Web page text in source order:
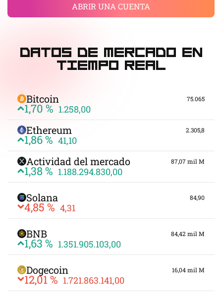
ABRIR UNA CUENTA
Datos de mercado en
tiempo real
Bitcoin
1,70 % 1.258,00
75.065
Ethereum
1,86 % 41,10
2.305,8
Actividad del mercado
1,38 % 1.188.294.830,00
87,07 mil M
Solana
4,85 % 4,31
84,90
BNB
1,63 % 1.351.905.103,00
84,42 mil M
Dogecoin
12,01 % 1.721.863.141,00
16,04 mil M